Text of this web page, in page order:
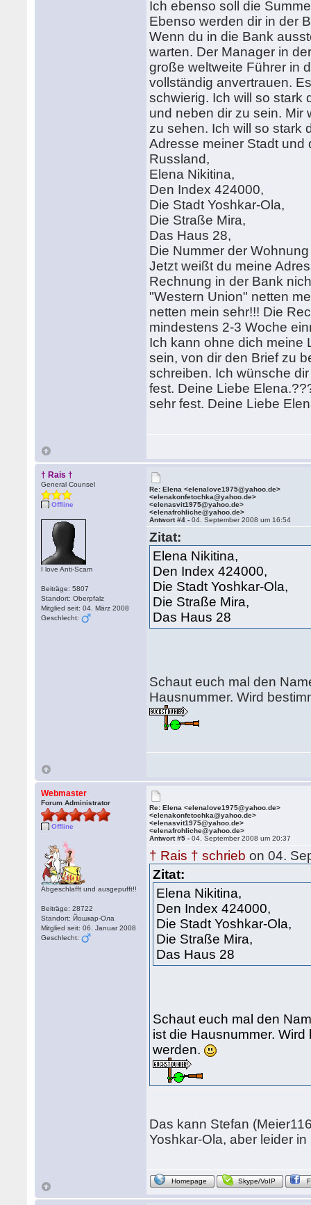
Ich ebenso soll die
Ebenso werden dir in der
Wenn du in die Bank
warten. Der Manager in
große weltweite Führer in
vollständig anvertrauen.
schwierig. Ich will so stark
und neben dir zu sein. Mir
zu sehen. Ich will so stark
Adresse meiner Stadt
Russland,
Elena Nikitina,
Den Index 424000,
Die Stadt Yoshkar-Ola,
Die Straße Mira,
Das Haus 28,
Die Nummer der
Jetzt weißt du meine
Rechnung in der Bank
"Western Union" netten
netten mein sehr!!! Die
mindestens 2-3 Woche
Ich kann ohne dich meine
sein, von dir den Brief zu
schreiben. Ich wünsche
fest. Deine Liebe
sehr fest. Deine Liebe
† Rais †
General Counsel
Offline
I love Anti-Scam
Beiträge: 5807
Standort: Oberpfalz
Mitglied seit: 04. März 2008
Geschlecht:
Re: Elena <elenalove1975@yahoo.de>
<elenakonfetochka@yahoo.de>
<elenasvit1975@yahoo.de>
<elenafrohliche@yahoo.de>
Antwort #4 -04. September 2008 um 16:54
Zitat:
Elena Nikitina,
Den Index 424000,
Die Stadt Yoshkar-Ola,
Die Straße Mira,
Das Haus 28
Schaut euch mal den
Hausnummer. Wird
Webmaster
Forum Administrator
Offline
Abgeschlafft und ausgepufft!!
Beiträge: 28722
Standort: Йошкар-Ола
Mitglied seit: 06. Januar 2008
Geschlecht:
Re: Elena <elenalove1975@yahoo.de>
<elenakonfetochka@yahoo.de>
<elenasvit1975@yahoo.de>
<elenafrohliche@yahoo.de>
Antwort #5 -04. September 2008 um 20:37
† Rais † schrieb on 04.
Zitat:
Elena Nikitina,
Den Index 424000,
Die Stadt Yoshkar-Ola,
Die Straße Mira,
Das Haus 28
Schaut euch mal den
ist die Hausnummer.
werden.
Das kann Stefan
Yoshkar-Ola, aber leider in
Homepage Skype/VoIP